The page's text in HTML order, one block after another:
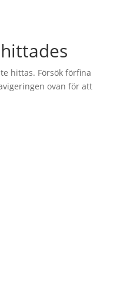
hittas. Försök förfina
ovan för att